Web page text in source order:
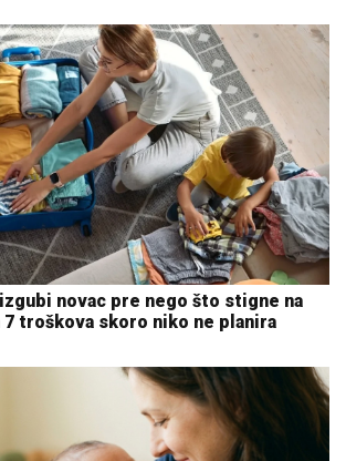
novac pre nego što stigne na
7 troškova skoro niko ne planira